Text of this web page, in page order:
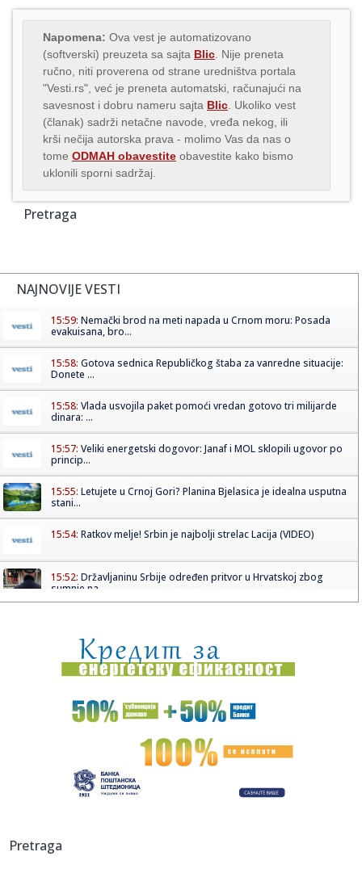
Napomena: Ova vest je automatizovano
(softverski) preuzeta sa sajta Blic . Nije preneta
ručno, niti proverena od strane uredništva portala
"Vesti.rs", već je preneta automatski, računajući na
savesnost i dobru nameru sajta Blic . Ukoliko vest
(članak) sadrži netačne navode, vređa nekog, ili
krši nečija autorska prava - molimo Vas da nas o
tome ODMAH obavestite obavestite kako bismo
uklonili sporni sadržaj.
Pretraga
NAJNOVIJE VESTI
15:59: Nemački brod na meti napada u Crnom moru: Posada
evakuisana, bro...
15:58: Gotova sednica Republičkog štaba za vanredne situacije:
Donete ...
15:58: Vlada usvojila paket pomoći vredan gotovo tri milijarde
dinara: ...
15:57: Veliki energetski dogovor: Janaf i MOL sklopili ugovor po
princip...
15:55: Letujete u Crnoj Gori? Planina Bjelasica je idealna usputna
stani...
15:54: Ratkov melje! Srbin je najbolji strelac Lacija (VIDEO)
15:52: Državljaninu Srbije određen pritvor u Hrvatskoj zbog
sumnje na ...
15:52:NIKOLIĆ GA ŽELI: AEK krenuo po njega, bivši vezista
Partizana ...
15:47:Tužilaštvo traži od Advokatske komore da reaguje zbog
tvrdnji ...
ANS o tvrdnjama protiv policije posle Valjeva: "Istina ne
15:45:Eurojust podržao državu Srbiju i rad naše policije
Pretraga